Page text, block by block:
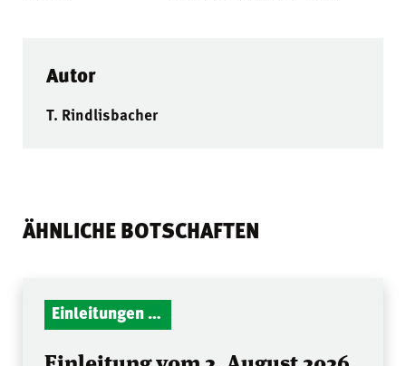
Autor
T. Rindlisbacher
ÄHNLICHE BOTSCHAFTEN
Einleitungen Gottesdienst